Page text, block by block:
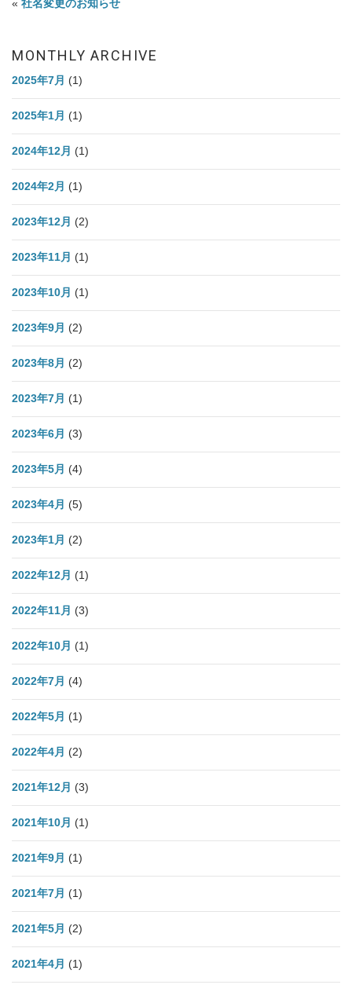
« 社名変更のお知らせ
MONTHLY ARCHIVE
2025年7月 (1)
2025年1月 (1)
2024年12月 (1)
2024年2月 (1)
2023年12月 (2)
2023年11月 (1)
2023年10月 (1)
2023年9月 (2)
2023年8月 (2)
2023年7月 (1)
2023年6月 (3)
2023年5月 (4)
2023年4月 (5)
2023年1月 (2)
2022年12月 (1)
2022年11月 (3)
2022年10月 (1)
2022年7月 (4)
2022年5月 (1)
2022年4月 (2)
2021年12月 (3)
2021年10月 (1)
2021年9月 (1)
2021年7月 (1)
2021年5月 (2)
2021年4月 (1)